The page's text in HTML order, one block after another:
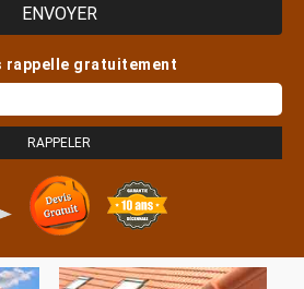
rappelle gratuitement